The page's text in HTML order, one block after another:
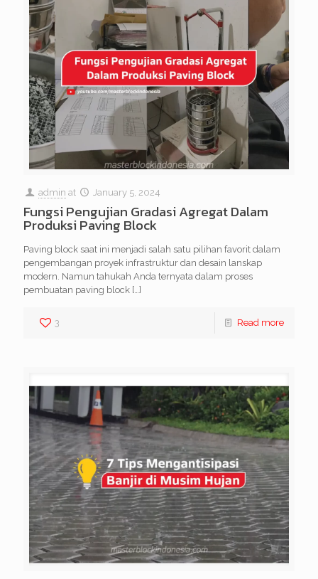
admin at January 5, 2024
Fungsi Pengujian Gradasi Agregat Dalam
Produksi Paving Block
Paving block saat ini menjadi salah satu pilihan favorit dalam
pengembangan proyek infrastruktur dan desain lanskap
modern. Namun tahukah Anda ternyata dalam proses
pembuatan paving block […]
3 Read more